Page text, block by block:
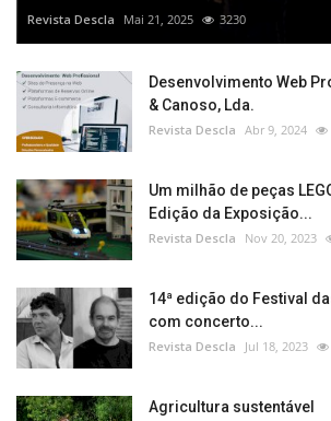
Revista Descla Mai 21, 2025 3230
Desenvolvimento Web
& Canoso, Lda.
Revista Descla Abr 9, 2024
Um milhão de peças
Edição da Exposição...
Revista Descla Nov 20, 2023
14ª edição do Festival
com concerto...
Revista Descla Jul 18, 2023
Agricultura sustentável